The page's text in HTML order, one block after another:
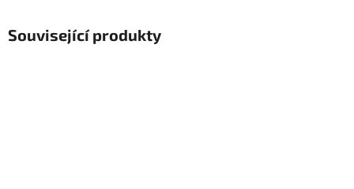
Související produkty